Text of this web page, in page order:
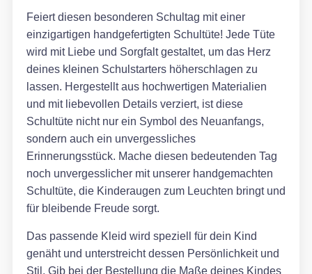
Feiert diesen besonderen Schultag mit einer
einzigartigen handgefertigten Schultüte! Jede Tüte
wird mit Liebe und Sorgfalt gestaltet, um das Herz
deines kleinen Schulstarters höherschlagen zu
lassen. Hergestellt aus hochwertigen Materialien
und mit liebevollen Details verziert, ist diese
Schultüte nicht nur ein Symbol des Neuanfangs,
sondern auch ein unvergessliches
Erinnerungsstück. Mache diesen bedeutenden Tag
noch unvergesslicher mit unserer handgemachten
Schultüte, die Kinderaugen zum Leuchten bringt und
für bleibende Freude sorgt.
Das passende Kleid wird speziell für dein Kind
genäht und unterstreicht dessen Persönlichkeit und
Stil. Gib bei der Bestellung die Maße deines Kindes